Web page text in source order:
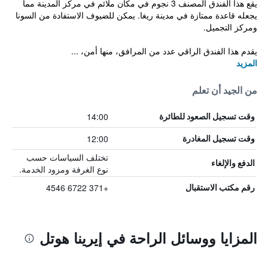
يقع هذا الفندق المصنف 3 نجوم في مكان ملائم في مركز المدينة مما
يجعله قاعدة ممتازة في مدينة ريغا. يمكن للضيوف الاستفادة من السونا
ومركز التجميل.
يقدم هذا الفندق الراقي عدد من المرافق، منها أمن، ...
المزيد
من الجيد أن تعلم
وقت تسجيل الصعود للطائرة 14:00
وقت تسجيل المغادرة 12:00
الدفع والإلغاء
تختلف السياسات حسب
نوع الغرفة ومزود الخدمة.
رقم مكتب الاستقبال +371 6722 4546
المزايا ووسائل الراحة في إيرينا هوتل